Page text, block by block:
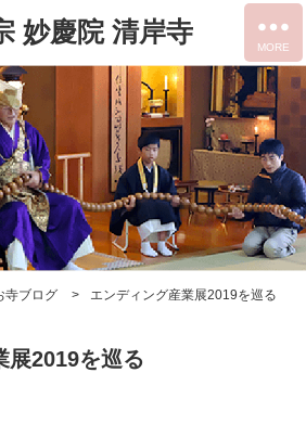
妙慶院 清岸寺
寺ブログ エンディング産業展2019を巡る
展2019を巡る